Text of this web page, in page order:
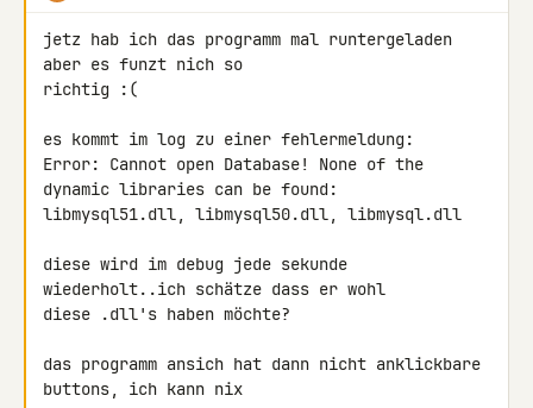
jetz hab ich das programm mal runtergeladen
aber es funzt nich so
richtig :(
es kommt im log zu einer fehlermeldung:
Error: Cannot open Database! None of the
dynamic libraries can be found:
libmysql51.dll, libmysql50.dll, libmysql.dll
diese wird im debug jede sekunde
wiederholt..ich schätze dass er wohl
diese .dll's haben möchte?
das programm ansich hat dann nicht anklickbare
buttons, ich kann nix